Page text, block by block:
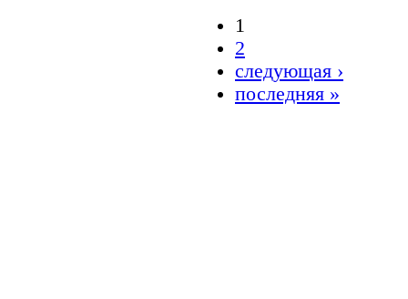
1
2
следующая ›
последняя »